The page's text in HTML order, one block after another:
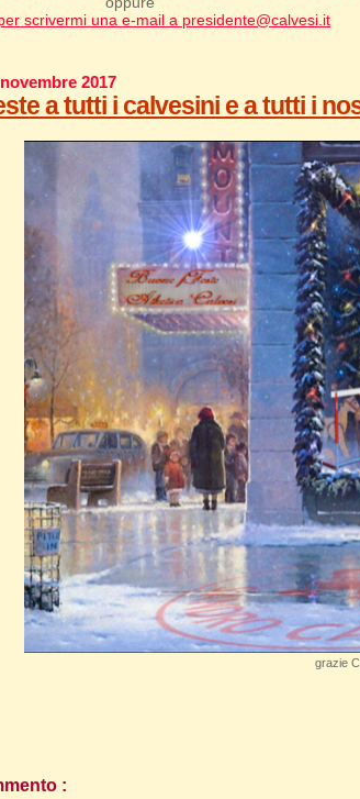
scrivermi una e-mail a presidente@calvesi.it
2017
a tutti i calvesini e a tutti i
grazie
: